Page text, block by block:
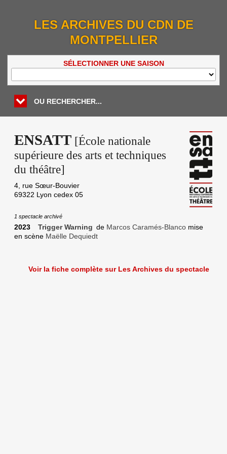
LES ARCHIVES DU CDN DE
MONTPELLIER
SÉLECTIONNER UNE SAISON
OU RECHERCHER...
ENSATT [École nationale
supérieure des arts et techniques
du théâtre]
4, rue Sœur-Bouvier
69322 Lyon cedex 05
1 spectacle archivé
2023 Trigger Warning de Marcos Caramés-Blanco mise
en scène Maëlle Dequiedt
Voir la fiche complète sur Les Archives du spectacle